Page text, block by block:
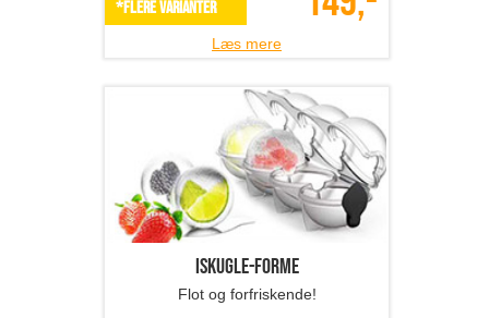
Iskugle-forme
Flot og forfriskende!
Førpris 229,-
*Flere varianter 99,-
Læs mere